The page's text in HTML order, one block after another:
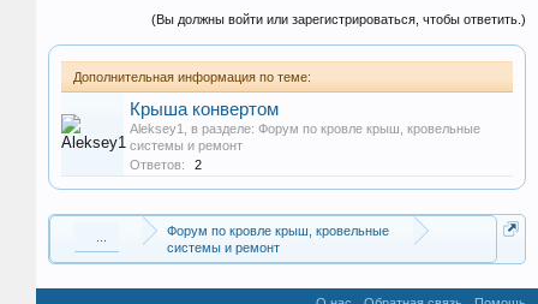
(Вы должны войти или зарегистрироваться, чтобы ответить.)
Дополнительная информация по теме:
Крыша конвертом
Aleksey1 , в разделе: Форум по кровле крыш, кровельные
системы и ремонт
Ответов:
2
Форум по кровле крыш, кровельные
системы и ремонт